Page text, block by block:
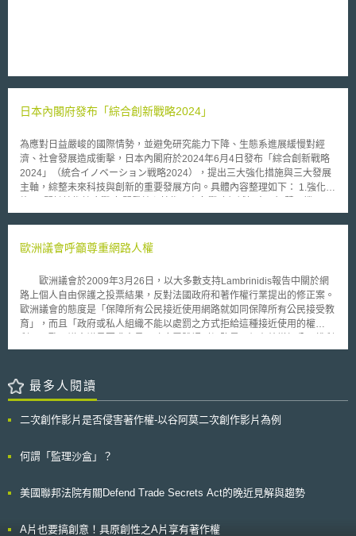
濟，然因目前尚未透過多邊協定框架加入改革計畫，因此在此數位經濟課稅
日本內閣府發布「綜合創新戰略2024」
為應對日益嚴峻的國際情勢，並避免研究能力下降、生態系進展緩慢對經
濟、社會發展造成衝擊，日本內閣府於2024年6月4日發布「綜合創新戰略
2024」（統合イノベーション戦略2024），提出三大強化措施與三大發展
主軸，綜整未來科技與創新的重要發展方向。具體內容整理如下： 1.強化措
人、物聯網等，透過產官學界合作推進技術融合與研究開發、推動人才培
性協作，並以促進開發利用、確保安全性為主要目標，主導、參與重要技術
研發人工智慧之應用，及利用人工智慧加速創新速度等。 2.發展主軸 (1)推
進先進科技戰略 針對各重要領域如人工智慧、核融合能源、量子科技、生
物科學、材料科學、半導體與通訊技術（6G）推展研究；確保大學與研究
機構之研究安全性與倫理，並為設立智庫強化研究機能預做準備；同時綜合
運用各領域的知識創造價值，為整體社會提供自動化、省力化、防災減災之
新生態系 透過SBIR計畫（Small Business Innovation Research，小型企
業創新研發計畫）補助，並促進新創企業之政府採購；藉由產官學合作推展
創新；以及擴大政府與民間研發投資規模，促進人才、技術、資金在大企業
本計畫（科学技術・イノベーション基本計画）開展之基礎。我國於半導
動與落實，亦值得我國持續關注、參考。
歐洲議會呼籲尊重網路人權
歐洲議會於2009年3月26日，以大多數支持Lambrinidis報告中關於網
路上個人自由保護之投票結果，反對法國政府和著作權行業提出的修正案。
歐洲議會的態度是「保障所有公民接近使用網路就如同保障所有公民接受教
育」，而且「政府或私人組織不能以處罰之方式拒給這種接近使用的權
義務之特殊機會，就這方面而言，使用網路及網路內容是一個關鍵要素。
使用者(特別是孩童)之必要性，由於使用者可能會因使用網路，而暴露在成
為罪犯或恐怖份子的犯罪工具的風險中。報告中提出方案對抗網路犯罪，但
法國所提之修正案，歐洲議會又再度否決由法國努力推動「網路侵權三振法
監測活動及對於侵權者之處罰有違比例原則。歐洲議會亦公開支持「網路權
最多人閱讀
二次創作影片是否侵害著作權-以谷阿莫二次創作影片為例
何謂「監理沙盒」？
美國聯邦法院有關Defend Trade Secrets Act的晚近見解與趨勢
A片也要搞創意！具原創性之A片享有著作權